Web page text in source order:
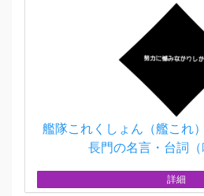
艦隊これくしょん（艦これ
長門の名言・台詞（
詳細